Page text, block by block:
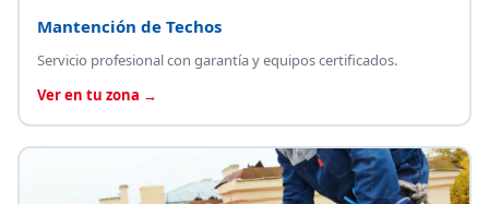
Mantención de Techos
Servicio profesional con garantía y equipos certificados.
Ver en tu zona →